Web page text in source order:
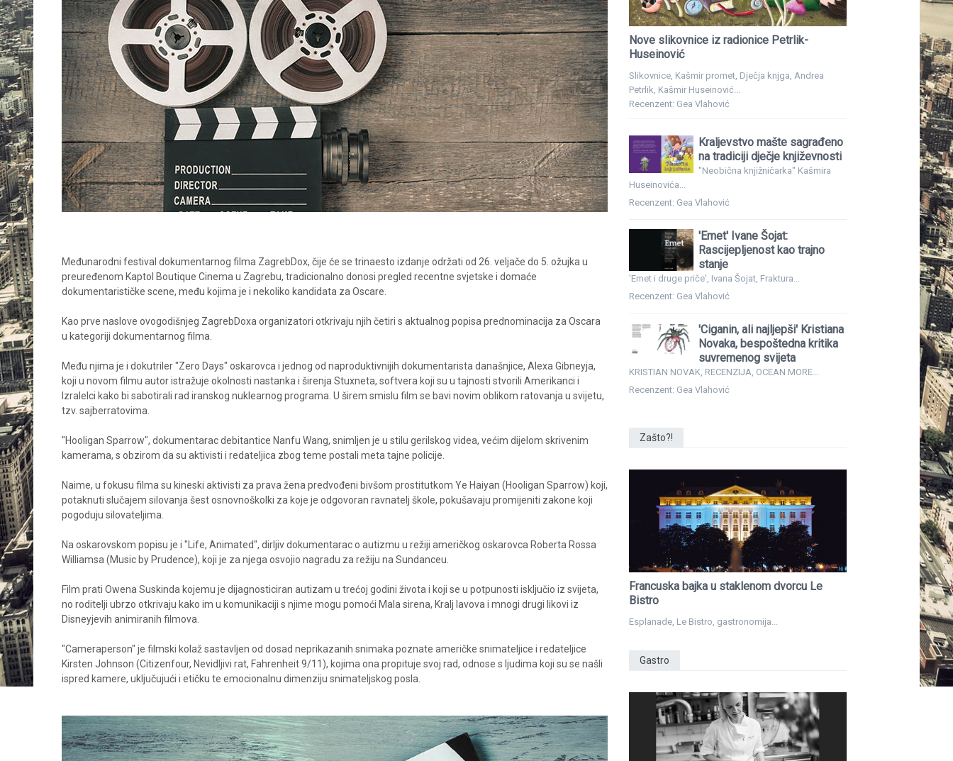
Međunarodni festival dokumentarnog filma ZagrebDox, čije će se trinaesto izdanje održati od 26. veljače do 5. ožujka u
preuređenom Kaptol Boutique Cinema u Zagrebu, tradicionalno donosi pregled recentne svjetske i domaće
dokumentarističke scene, među kojima je i nekoliko kandidata za Oscare.
Kao prve naslove ovogodišnjeg ZagrebDoxa organizatori otkrivaju njih četiri s aktualnog popisa prednominacija za Oscara
u kategoriji dokumentarnog filma.
Među njima je i dokutriler "Zero Days" oskarovca i jednog od naproduktivnijih dokumentarista današnjice, Alexa Gibneyja,
koji u novom filmu autor istražuje okolnosti nastanka i širenja Stuxneta, softvera koji su u tajnosti stvorili Amerikanci i
Izralelci kako bi sabotirali rad iranskog nuklearnog programa. U širem smislu film se bavi novim oblikom ratovanja u svijetu,
tzv. sajberratovima.
"Hooligan Sparrow", dokumentarac debitantice Nanfu Wang, snimljen je u stilu gerilskog videa, većim dijelom skrivenim
kamerama, s obzirom da su aktivisti i redateljica zbog teme postali meta tajne policije.
Naime, u fokusu filma su kineski aktivisti za prava žena predvođeni bivšom prostitutkom Ye Haiyan (Hooligan Sparrow) koji,
potaknuti slučajem silovanja šest osnovnoškolki za koje je odgovoran ravnatelj škole, pokušavaju promijeniti zakone koji
pogoduju silovateljima.
Na oskarovskom popisu je i "Life, Animated", dirljiv dokumentarac o autizmu u režiji američkog oskarovca Roberta Rossa
Williamsa (Music by Prudence), koji je za njega osvojio nagradu za režiju na Sundanceu.
Film prati Owena Suskinda kojemu je dijagnosticiran autizam u trećoj godini života i koji se u potpunosti isključio iz svijeta,
no roditelji ubrzo otkrivaju kako im u komunikaciji s njime mogu pomoći Mala sirena, Kralj lavova i mnogi drugi likovi iz
Disneyjevih animiranih filmova.
"Cameraperson" je filmski kolaž sastavljen od dosad neprikazanih snimaka poznate američke snimateljice i redateljice
Kirsten Johnson (Citizenfour, Nevidljivi rat, Fahrenheit 9/11), kojima ona propituje svoj rad, odnose s ljudima koji su se našli
ispred kamere, uključujući i etičku te emocionalnu dimenziju snimateljskog posla.
Nove slikovnice iz radionice Petrlik-
Huseinović
Slikovnice, Kašmir promet, Dječja knjga, Andrea
Petrlik, Kašmir Huseinović...
Recenzent: Gea Vlahović
Kraljevstvo mašte sagrađeno
na tradiciji dječje književnosti
"Neobična knjižničarka" Kašmira
Huseinovića...
Recenzent: Gea Vlahović
'Emet' Ivane Šojat:
Rascijepljenost kao trajno
stanje
'Emet i druge priče', Ivana Šojat, Fraktura...
Recenzent: Gea Vlahović
'Ciganin, ali najljepši' Kristiana
Novaka, bespoštedna kritika
suvremenog svijeta
KRISTIAN NOVAK, RECENZIJA, OCEAN MORE...
Recenzent: Gea Vlahović
Zašto?!
Francuska bajka u staklenom dvorcu Le
Bistro
Esplanade, Le Bistro, gastronomija...
Gastro